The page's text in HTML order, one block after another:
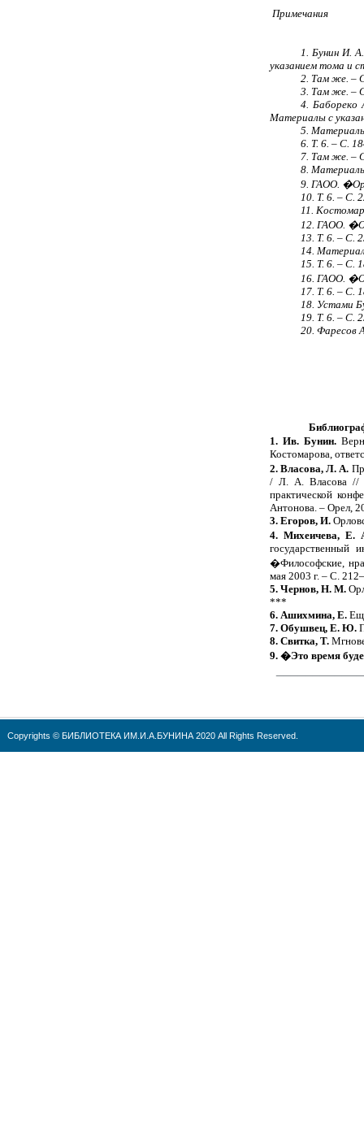
Примечания
1. Бунин И.
указанием тома и
2. Там же. –
3. Там же. –
4. Бабореко
Материалы с
5.
6. Т. 6. – С.
7. Там же. –
8.
9. ГАОО.
10. Т. 6. – С.
11.
12. ГАОО.
13. Т. 6. – С.
14.
15. Т. 6. – С.
16. ГАОО.
17. Т. 6. – С.
18. Устами
19. Т. 6. – С.
20. Фаресов
1. Ив. Бунин.
Костомарова,
2. Власова, Л. А.
/ Л. А. Власова //
практической
Антонова. – Орел,
3. Егоров, И.
4. Михеичева, Е.
�Философские,
мая 2003 г. – С.
5. Чернов, Н. М.
***
6. Ашихмина, Е.
7. Обушвец, Е. Ю.
8. Свитка, Т.
9. �Это время
Copyrights © БИБЛИОТЕКА ИМ.И.А.БУНИНА 2020 All Rights Reserved.